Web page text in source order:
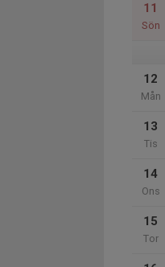
11
Sön
12
Mån
13
Tis
14
Ons
15
Tor